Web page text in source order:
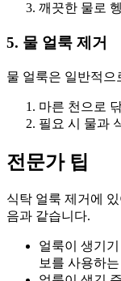
깨끗한 물로
5. 물 얼룩 제거
물 얼룩은 일반적으
마른 천으로
필요 시 물과
전문가 팁
식탁 얼룩 제거에
음과 같습니다.
얼룩이 생기
보를 사용하